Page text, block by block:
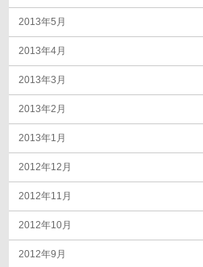
2013年5月
2013年4月
2013年3月
2013年2月
2013年1月
2012年12月
2012年11月
2012年10月
2012年9月